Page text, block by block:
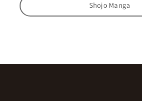
Shojo Manga